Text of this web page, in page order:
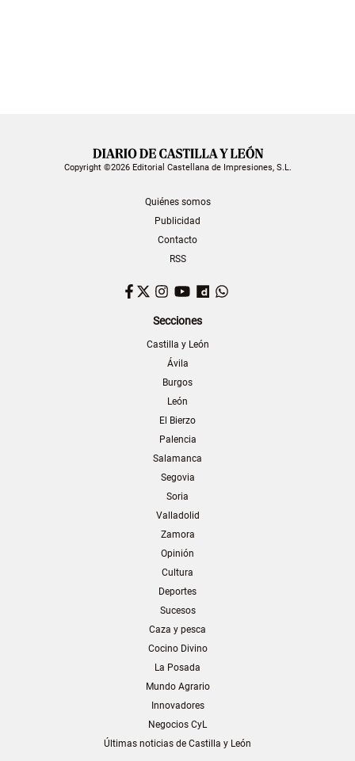
Copyright ©2026 Editorial Castellana de Impresiones, S.L.
Quiénes somos
Publicidad
Contacto
RSS
Facebook
TwitterInstagram
YouTubeDailymotion
Secciones
Castilla y León
Ávila
Burgos
León
El Bierzo
Palencia
Salamanca
Segovia
Soria
Valladolid
Zamora
Opinión
Cultura
Deportes
Sucesos
Caza y pesca
Cocino Divino
La Posada
Mundo Agrario
Innovadores
Negocios CyL
Últimas noticias de Castilla y León